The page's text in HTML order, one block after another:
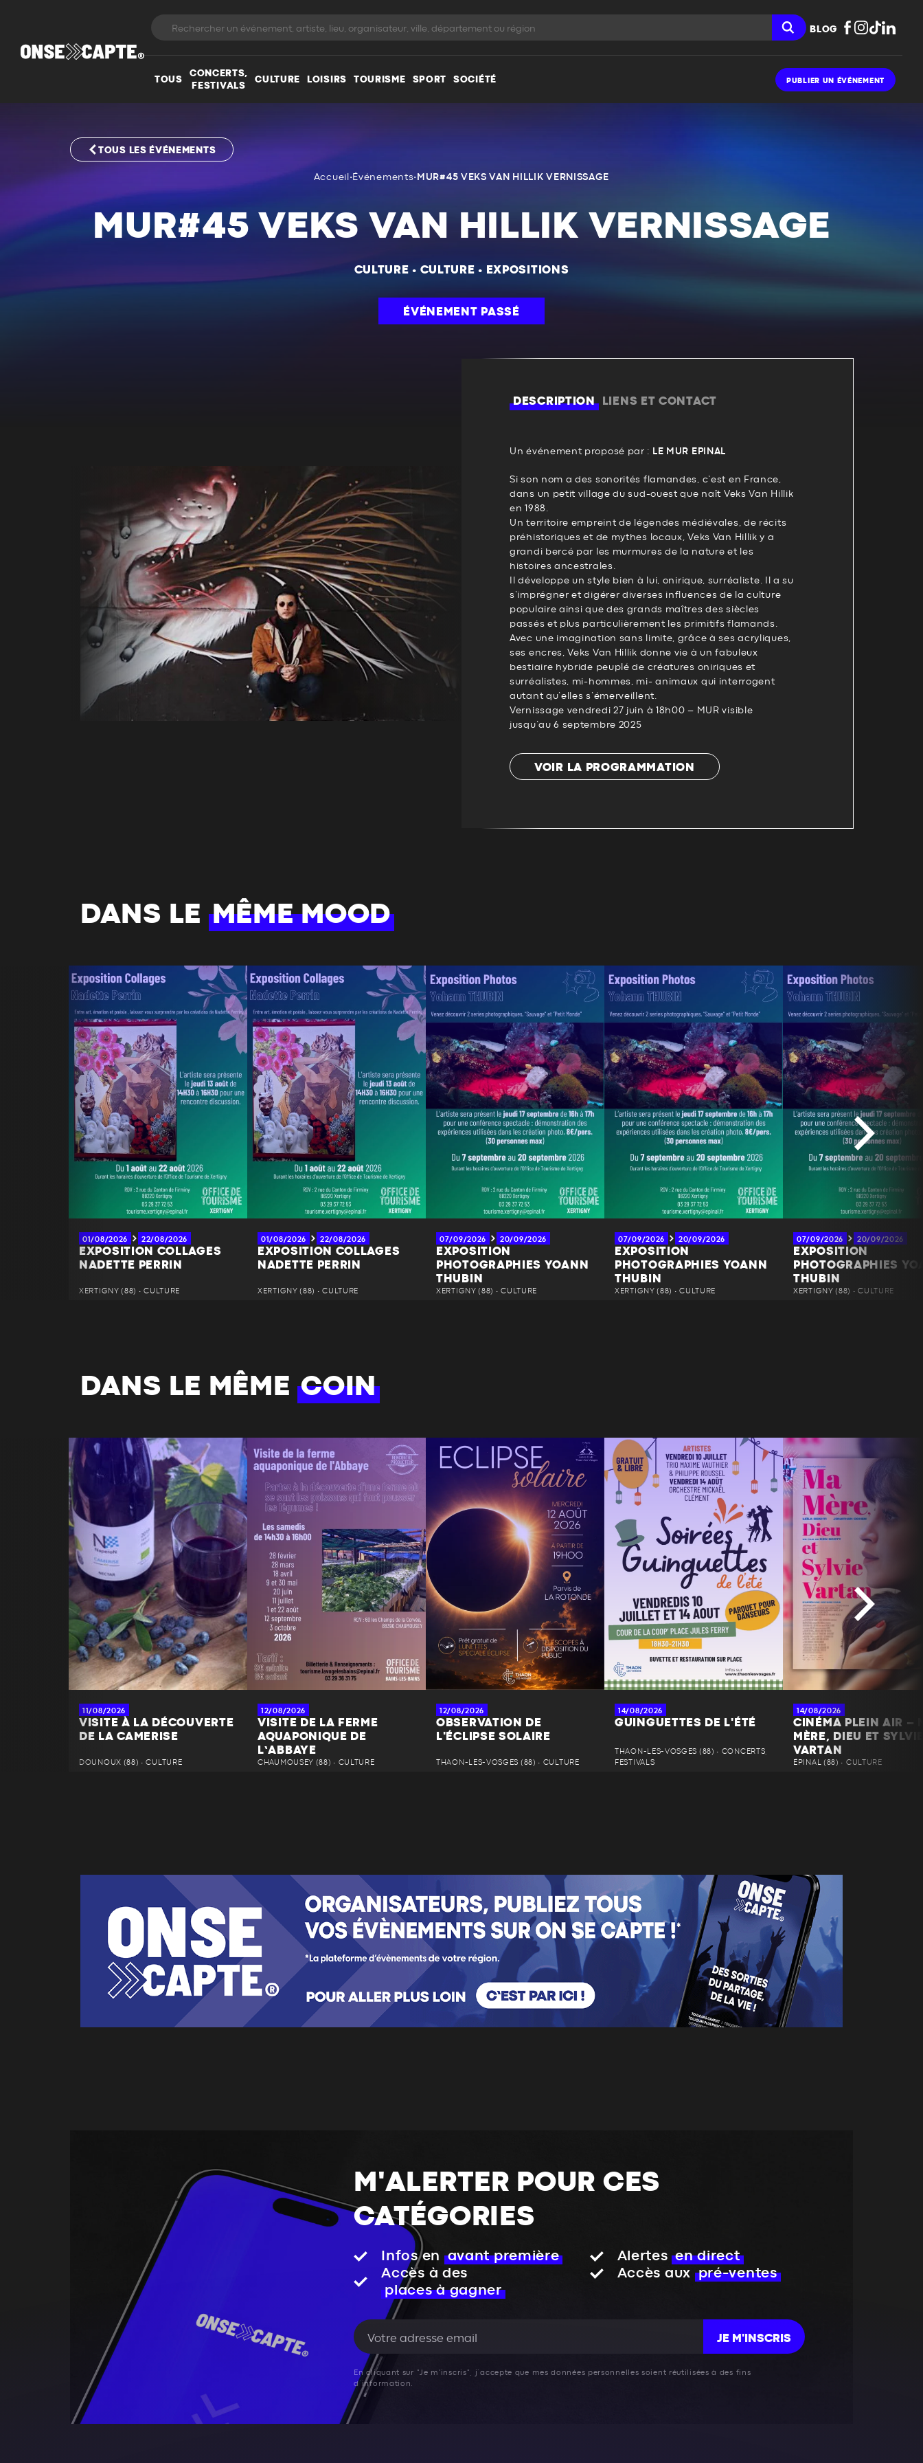
BLOG
TOUS
CONCERTS,
FESTIVALS
CULTURE LOISIRS TOURISME SPORT SOCIÉTÉ PUBLIER UN ÉVÉNEMENT
TOUS LES ÉVÉNEMENTS
Accueil •Événements• MUR#45 VEKS VAN HILLIK VERNISSAGE
MUR#45 VEKS VAN HILLIK VERNISSAGE
CULTURE • CULTURE • EXPOSITIONS
ÉVÉNEMENT PASSÉ
DESCRIPTION LIENS ET CONTACT
Un événement proposé par : LE MUR EPINAL
Si son nom a des sonorités flamandes, c’est en France,
dans un petit village du sud-ouest que naît Veks Van Hillik
en 1988.
Un territoire empreint de légendes médiévales, de récits
préhistoriques et de mythes locaux, Veks Van Hillik y a
grandi bercé par les murmures de la nature et les
histoires ancestrales.
Il développe un style bien à lui, onirique, surréaliste. Il a su
s’imprégner et digérer diverses influences de la culture
populaire ainsi que des grands maîtres des siècles
passés et plus particulièrement les primitifs flamands.
Avec une imagination sans limite, grâce à ses acryliques,
ses encres, Veks Van Hillik donne vie à un fabuleux
bestiaire hybride peuplé de créatures oniriques et
surréalistes, mi-hommes, mi- animaux qui interrogent
autant qu’elles s’émerveillent.
Vernissage vendredi 27 juin à 18h00 – MUR visible
jusqu’au 6 septembre 2025
VOIR LA PROGRAMMATION
DANS LE MÊME MOOD
01/08/2026 22/08/2026
EXPOSITION COLLAGES
NADETTE PERRIN
XERTIGNY (88) • CULTURE
01/08/2026 22/08/2026
EXPOSITION COLLAGES
NADETTE PERRIN
XERTIGNY (88) • CULTURE
07/09/2026 20/09/2026
EXPOSITION
PHOTOGRAPHIES YOANN
THUBIN
XERTIGNY (88) • CULTURE
07/09/2026 20/09/2026
EXPOSITION
PHOTOGRAPHIES YOANN
THUBIN
XERTIGNY (88) • CULTURE
07/09/2026 20/09/2026
EXPOSITION
PHOTOGRAPHIES
THUBIN
XERTIGNY (88) • CULTURE
DANS LE MÊMECOIN
11/08/2026
VISITE À LA DÉCOUVERTE
DE LA CAMERISE
DOUNOUX (88) • CULTURE
12/08/2026
VISITE DE LA FERME
AQUAPONIQUE DE
L’ABBAYE
CHAUMOUSEY (88) • CULTURE
12/08/2026
OBSERVATION DE
L'ÉCLIPSE SOLAIRE
THAON-LES-VOSGES (88) • CULTURE
14/08/2026
GUINGUETTES DE L'ÉTÉ
THAON-LES-VOSGES (88) • CONCERTS,
FESTIVALS
14/08/2026
CINÉMA PLEIN AIR –
MÈRE, DIEU ET
VARTAN
ÉPINAL (88) • CULTURE
M'ALERTER POUR CES
CATÉGORIES
Infos en avant première Alertes en direct
Accès à des
places à gagner
Accès aux pré-ventes
JE M'INSCRIS
En cliquant sur "Je m'inscris", j’accepte que mes données personnelles soient réutilisées à des fins
d’information.